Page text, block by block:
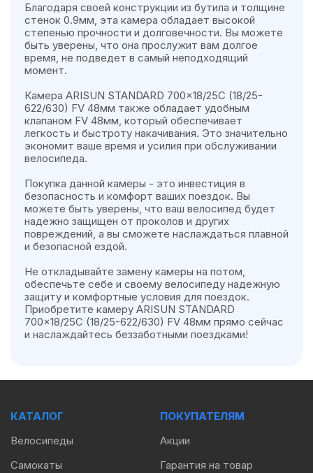
Благодаря своей конструкции из бутила и толщине
стенок 0.9мм, эта камера обладает высокой
степенью прочности и долговечности. Вы можете
быть уверены, что она прослужит вам долгое
время, не подведет в самый неподходящий
момент.
Камера ARISUN STANDARD 700x18/25C (18/25-
622/630) FV 48мм также обладает удобным
клапаном FV 48мм, который обеспечивает
легкость и быстроту накачивания. Это значительно
экономит ваше время и усилия при обслуживании
велосипеда.
Покупка данной камеры - это инвестиция в
безопасность и комфорт ваших поездок. Вы
можете быть уверены, что ваш велосипед будет
надежно защищен от проколов и других
повреждений, а вы сможете наслаждаться плавной
и безопасной ездой.
Не откладывайте замену камеры на потом,
обеспечьте себе и своему велосипеду надежную
защиту и комфортные условия для поездок.
Приобретите камеру ARISUN STANDARD
700x18/25C (18/25-622/630) FV 48мм прямо сейчас
и наслаждайтесь беззаботными поездками!
КАТАЛОГ
Велосипеды
Самокаты
ПОКУПАТЕЛЯМ
Акции
Гарантия на товар